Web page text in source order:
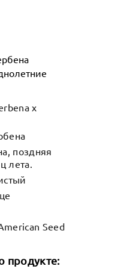
x
поздняя
лета.
Seed
продукте: